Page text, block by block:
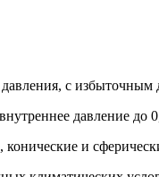
с избыточным
давление до
и